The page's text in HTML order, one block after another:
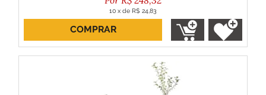
10 x de R$ 24,83
ou R$ 223,49 no boleto
COMPRAR